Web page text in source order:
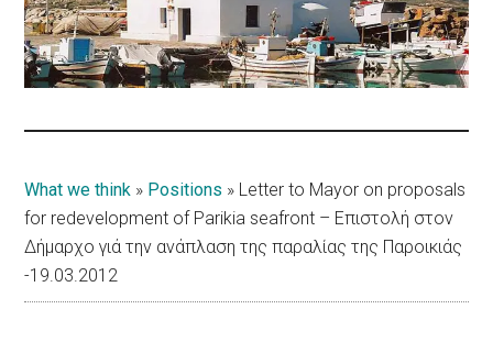
Paros
&
Antiparos
What we think » Positions » Letter to Mayor on proposals
for redevelopment of Parikia seafront – Επιστολή στον
Δήμαρχο γιά την ανάπλαση της παραλίας της Παροικιάς
-19.03.2012